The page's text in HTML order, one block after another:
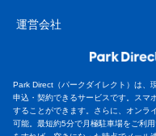
運営会社
Park Direct（パークダイレクト）は、
申込・契約できるサービスです。スマ
することができます。さらに、オンラ
可能。最短約5分で月極駐車場をご利